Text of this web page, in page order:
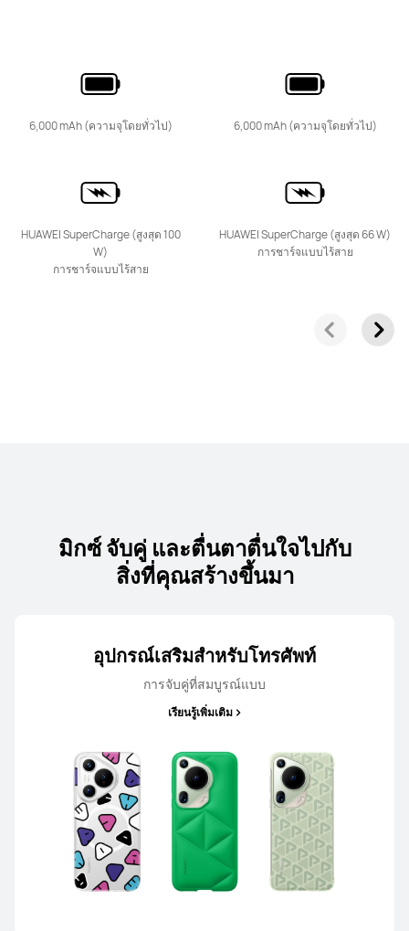
ใหม่
HUAWEI nova 14
HUAWEI nova 13 Pro
เรียนรู้เพิ่มเติม
6,000 mAh (ความจุโดยทั่วไป)
HUAWEI SuperCharge (สูงสุด 100
W)
การชาร์จแบบไร้สาย
6,000 mAh (ความจุโดยทั่วไป)
HUAWEI SuperCharge (สูงสุด 66 W)
การชาร์จแบบไร้สาย
มิกซ์ จับคู่ และตื่นตาตื่นใจไปกับ
สิ่งที่คุณสร้างขึ้นมา
อุปกรณ์เสริมสําหรับโทรศัพท์
การจับคู่ที่สมบูรณ์แบบ
เรียนรู้เพิ่มเติม